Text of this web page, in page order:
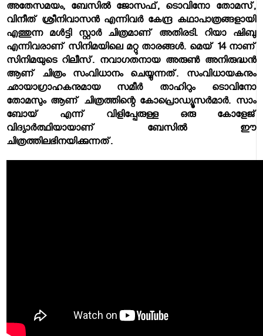
അതേസമയം, ബേസില്‍ ജോസഫ്, ടൊവിനോ തോമസ്,
വിനീത് ശ്രീനിവാസന്‍ എന്നിവര്‍ കേന്ദ്ര കഥാപാത്രങ്ങളായി
എത്തുന്ന മള്‍ട്ടി സ്റ്റാര്‍ ചിത്രമാണ് അതിരടി. റിയാ ഷിബു
എന്നിവരാണ് സിനിമയിലെ മറ്റു താരങ്ങള്‍. മെയ് 14 നാണ്
സിനിമയുടെ റിലീസ്. നവാഗതനായ അരുണ്‍ അനിരുദ്ധന്‍
ആണ് ചിത്രം സംവിധാനം ചെയ്യുന്നത്. സംവിധായകനും
ഛായാഗ്രാഹകനുമായ സമീര്‍ താഹിറും ടൊവിനോ
തോമസും ആണ് ചിത്രത്തിന്റെ കോപ്രൊഡ്യൂസര്‍മാര്‍. സാം
ബോയ് എന്ന് വിളിപ്പേരുള്ള ഒരു കോളേജ്
വിദ്യാര്‍ത്ഥിയായാണ് ബേസില്‍ ഈ
ചിത്രത്തിലഭിനയിക്കുന്നത്.